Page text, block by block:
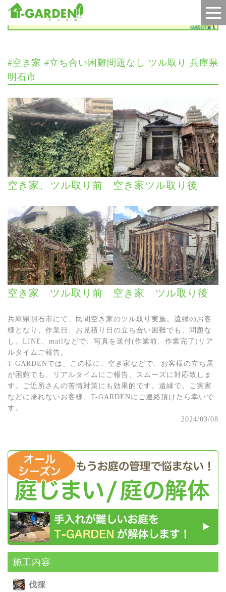
施工実績
施⼯内容
伐採
#空き家 #立ち合い困難問題なし ツル取り 兵庫県
明石市
空き家、ツル取り前 空き家ツル取り後
空き家 ツル取り前 空き家 ツル取り後
兵庫県明石市にて、民間空き家のツル取り実施。遠縁のお客
様となり、作業日、お見積り日の立ち合い困難でも、問題な
し。LINE、mailなどで、写真を送付(作業前、作業完了)リア
ルタイムご報告。
T-GARDENでは、この様に、空き家などで、お客様の立ち居
が困難でも、リアルタイムにご報告、スムーズに対応致しま
す。ご近所さんの苦情対策にも効果的です。遠縁で、ご実家
などに帰れないお客様、T-GARDENにご連絡頂けたら幸いで
す。
2024/03/08